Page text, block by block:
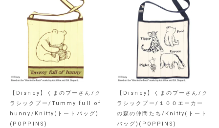
【Disney】くまのプーさん/ク
ラシックプー/Tummy full of
hunny/Knitty(トートバッグ)
(POPPINS)
【Disney】くまのプーさん/ク
ラシックプー/１００エーカー
の森の仲間たち/Knitty(トート
バッグ)(POPPINS)